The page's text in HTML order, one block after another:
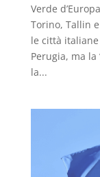
Verde
Torino, Tallin
le città italiane
Perugia, ma
la...